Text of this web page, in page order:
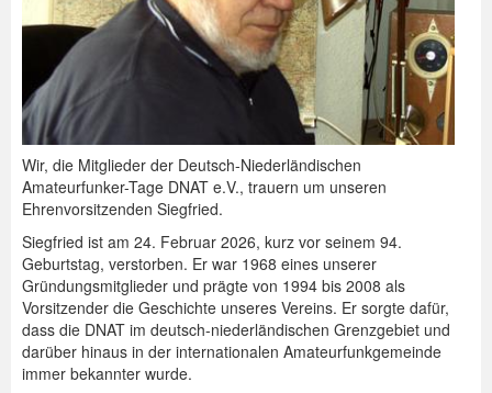
Wir, die Mitglieder der Deutsch-Niederländischen
Amateurfunker-Tage DNAT e.V., trauern um unseren
Ehrenvorsitzenden Siegfried.
Siegfried ist am 24. Februar 2026, kurz vor seinem 94.
Geburtstag, verstorben. Er war 1968 eines unserer
Gründungsmitglieder und prägte von 1994 bis 2008 als
Vorsitzender die Geschichte unseres Vereins. Er sorgte dafür,
dass die DNAT im deutsch-niederländischen Grenzgebiet und
darüber hinaus in der internationalen Amateurfunkgemeinde
immer bekannter wurde.